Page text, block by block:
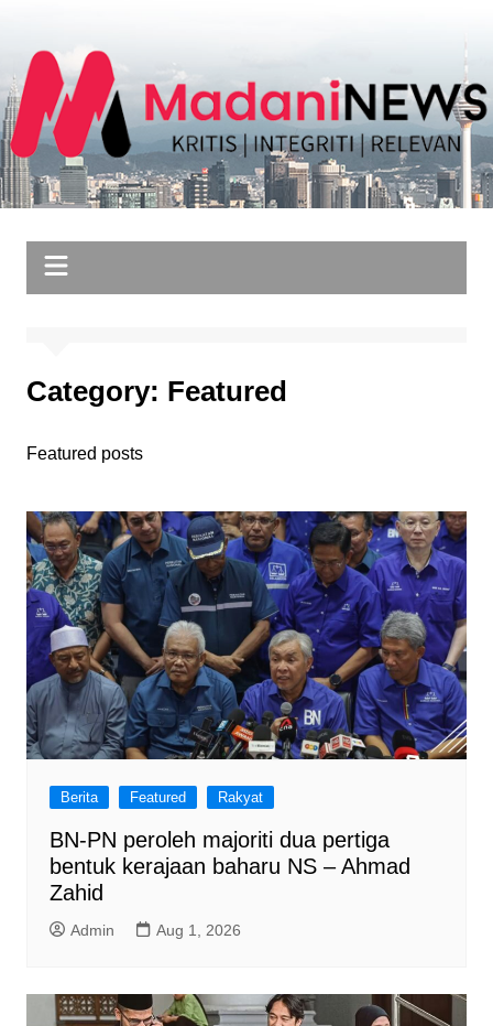
content
Category: Featured
Featured posts
Berita Featured Rakyat
BN-PN peroleh majoriti dua pertiga
bentuk kerajaan baharu NS – Ahmad
Zahid
Admin Aug 1, 2026